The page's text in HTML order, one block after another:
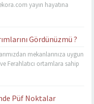
yayın hayatına
Gördünüzmü ?
mekanlarınıza uygun
Ferahlatıcı ortamlara sahip
Püf Noktalar